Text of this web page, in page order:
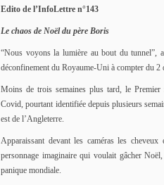
Edito de l’InfoLettre n°143
Le chaos de Noël du père Boris
“Nous voyons la lumière au bout du tunnel”,
déconfinement du Royaume-Uni à compter du 2
Moins de trois semaines plus tard, le Premier
Covid, pourtant identifiée depuis plusieurs
est de l’Angleterre.
Apparaissant devant les caméras les
personnage imaginaire qui voulait gâcher
panique mondiale.